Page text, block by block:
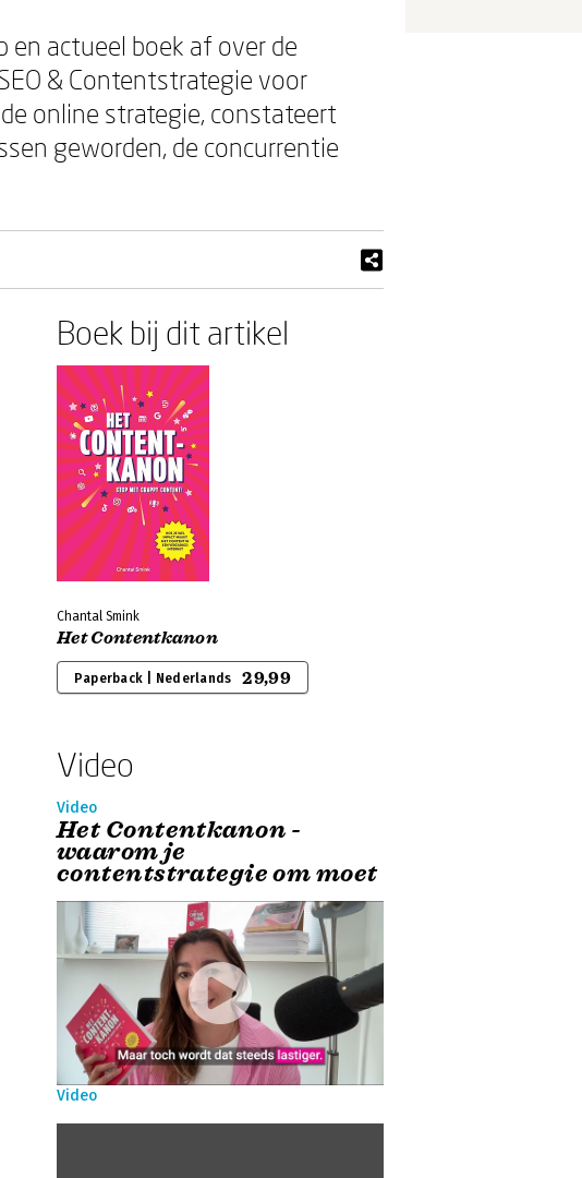
en actueel boek af over de
& Contentstrategie voor
online strategie, constateert
geworden, de concurrentie
Boek bij dit artikel
Chantal Smink
Het Contentkanon
Paperback | Nederlands 29,99
Video
Video
Het Contentkanon -
waarom je
contentstrategie om moet
Video